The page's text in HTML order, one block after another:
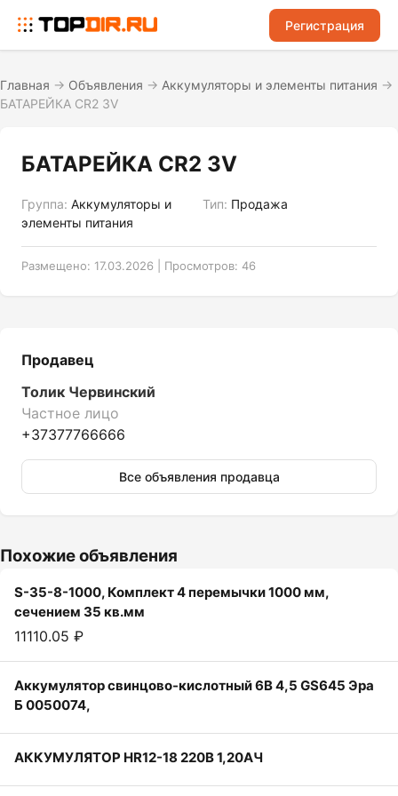
Регистрация
Главная → Объявления → Аккумуляторы и элементы питания →
БАТАРЕЙКА CR2 3V
БАТАРЕЙКА CR2 3V
Группа: Аккумуляторы и
элементы питания
Тип: Продажа
Размещено: 17.03.2026 | Просмотров: 46
Продавец
Толик Червинский
Частное лицо
+37377766666
Все объявления продавца
Похожие объявления
S-35-8-1000, Комплект 4 перемычки 1000 мм,
сечением 35 кв.мм
11110.05 ₽
Аккумулятор свинцово-кислотный 6В 4,5 GS645 Эра
Б 0050074,
АККУМУЛЯТОР HR12-18 220В 1,20АЧ